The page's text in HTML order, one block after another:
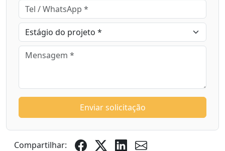
Enviar solicitação
Compartilhar: